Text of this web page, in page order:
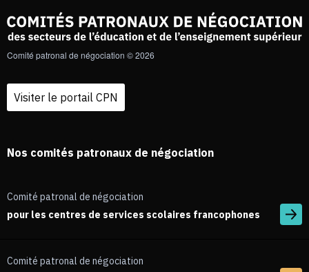
Comité patronal de négociation © 2026
Visiter le portail CPN
Nos comités patronaux de négociation
Comité patronal de négociation
pour les centres de services scolaires francophones
Comité patronal de négociation